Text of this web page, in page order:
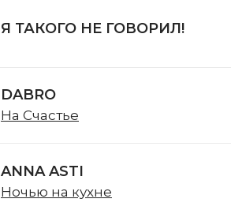
Я ТАКОГО НЕ ГОВОРИЛ!
DABRO
На Счастье
ANNA ASTI
Ночью на кухне